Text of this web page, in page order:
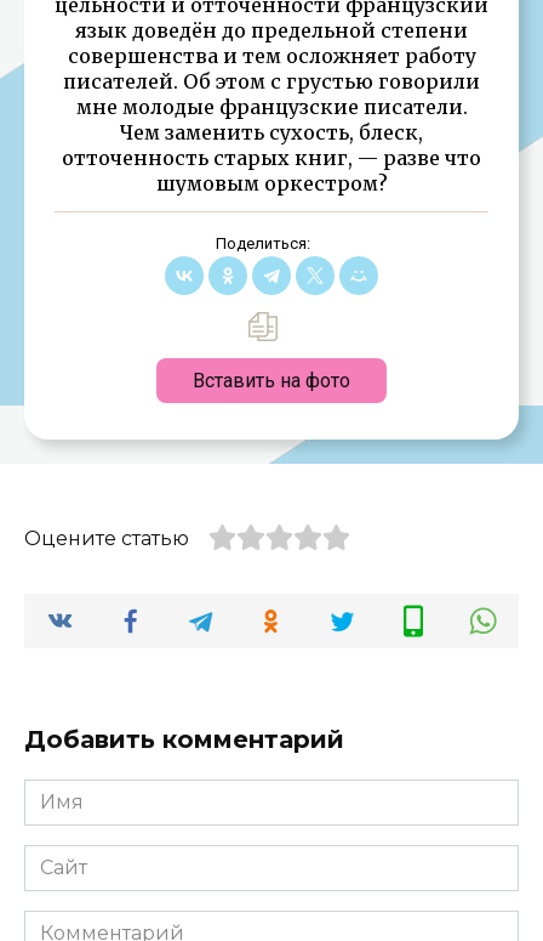
язык доведён до предельной степени
совершенства и тем осложняет работу
писателей. Об этом с грустью говорили
мне молодые французские писатели.
Чем заменить сухость, блеск,
отточенность старых книг, — разве что
шумовым оркестром?
Поделиться:
Вставить на фото
Оцените статью
Добавить комментарий
Имя
*
Сайт
Комментарий